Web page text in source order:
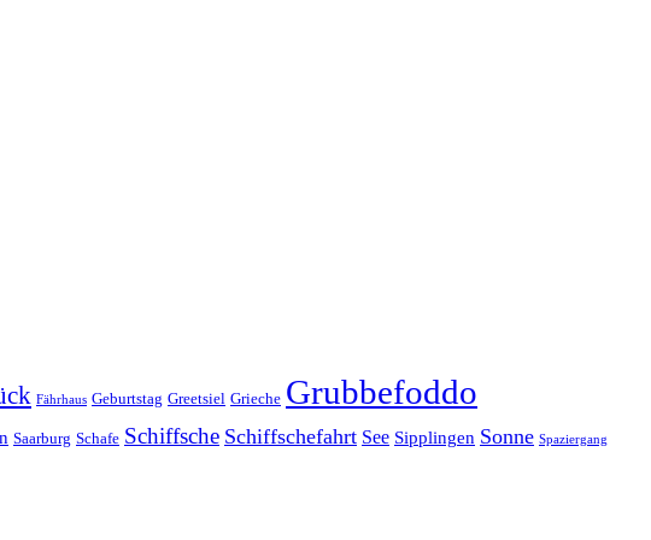
Fährhaus Geburtstag Greetsiel Grieche Grubbefoddo
Saarburg Schafe Schiffsche Schiffschefahrt See Sipplingen Sonne Spaziergang